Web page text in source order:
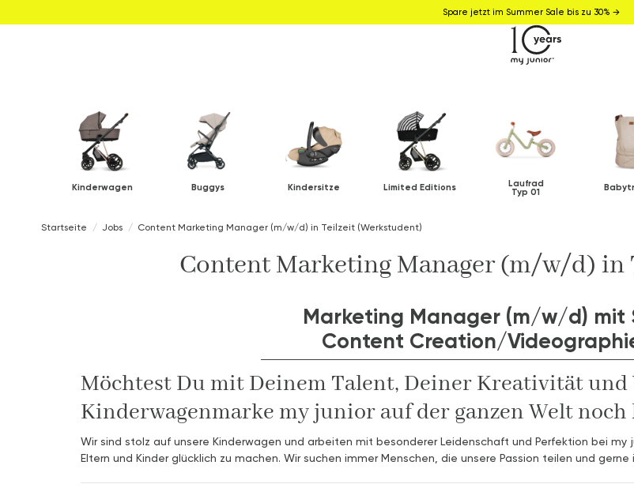
Spare jetzt im Summer Sale bis zu 30% →
Kinderwagen Buggys Kindersitze Limited Editions Laufrad
Typ 01
Startseite Jobs Content Marketing Manager (m/w/d) in Teilzeit (Werkstudent)
Content Marketing Manager (m/w/d)
Marketing Manager (m/w/d) mit
Content Creation/
Möchtest Du mit Deinem Talent, Deiner Kreativität und
Kinderwagenmarke my junior auf der ganzen Welt
Wir sind stolz auf unsere Kinderwagen und arbeiten mit besonderer Leidenschaft und Perfektion bei my
Eltern und Kinder glücklich zu machen. Wir suchen immer Menschen, die unsere Passion teilen und